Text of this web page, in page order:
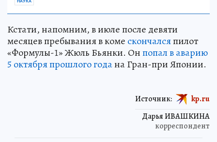
НАУКА
Кстати, напомним, в июле после девяти
месяцев пребывания в коме скончалсяпилот
«Формулы-1» Жюль Бьянки. Онпопал в аварию
5 октября прошлого годана Гран-при Японии.
Дарья ИВАШКИНА
корреспондент
Источник: kp.ru